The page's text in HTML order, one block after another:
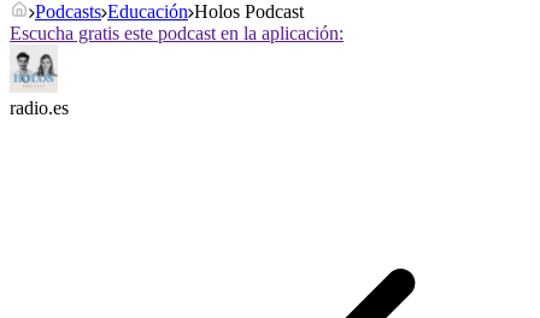
Podcasts Educación Holos Podcast
Escucha gratis este podcast en la aplicación:
radio.es